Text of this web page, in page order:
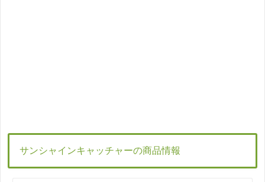
サンシャインキャッチャーの商品情報